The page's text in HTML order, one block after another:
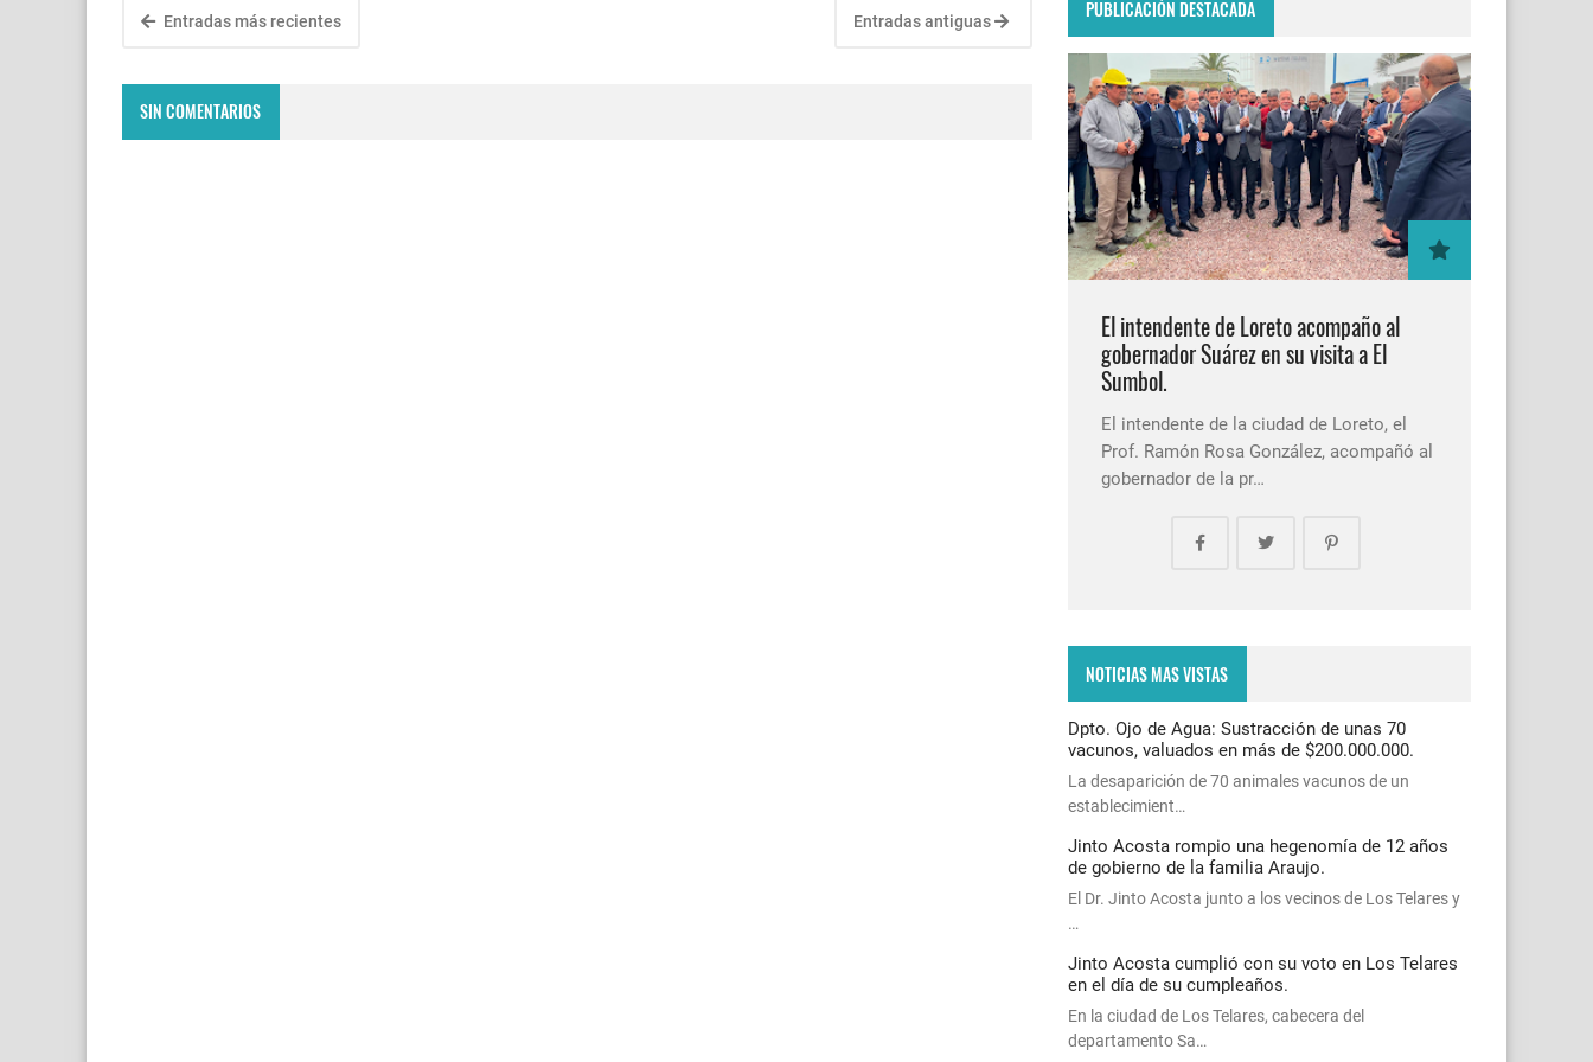
Entradas más recientes Entradas antiguas
SIN COMENTARIOS
PUBLICACIÓN DESTACADA
El intendente de Loreto acompaño al
gobernador Suárez en su visita a El
Sumbol.
El intendente de la ciudad de Loreto, el
Prof. Ramón Rosa González, acompañó al
gobernador de la pr…
NOTICIAS MAS VISTAS
Dpto. Ojo de Agua: Sustracción de unas 70
vacunos, valuados en más de $200.000.000.
La desaparición de 70 animales vacunos de un
establecimient…
Jinto Acosta rompio una hegenomía de 12 años
de gobierno de la familia Araujo.
El Dr. Jinto Acosta junto a los vecinos de Los Telares y
…
Jinto Acosta cumplió con su voto en Los Telares
en el día de su cumpleaños.
En la ciudad de Los Telares, cabecera del
departamento Sa…